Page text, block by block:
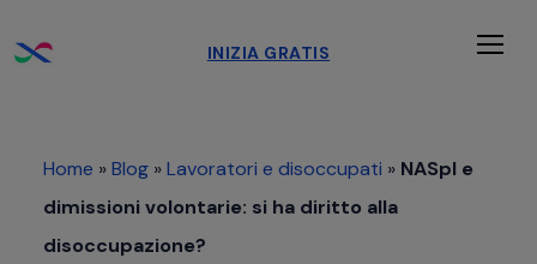
alla
primaria
pagina
INIZIA GRATIS
Home »Blog»Lavoratori e disoccupati » NASpI e
dimissioni volontarie: si ha diritto alla
disoccupazione?